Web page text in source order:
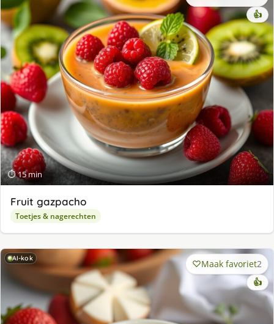
⏱ 15 min
👍
Fruit gazpacho
Toetjes & nagerechten
AI-kok Maak favoriet2
👍